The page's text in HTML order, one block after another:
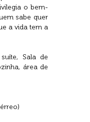
o bem-
sabe quer
a vida tem a
Sala de
área de